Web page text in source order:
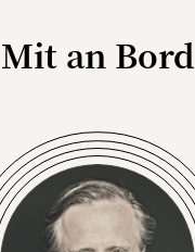
Mit an Bord